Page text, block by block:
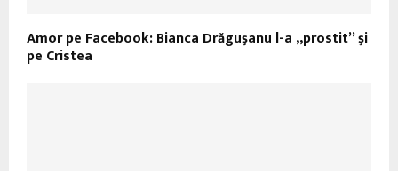
Amor pe Facebook: Bianca Drăguşanu l-a „prostit” şi
pe Cristea